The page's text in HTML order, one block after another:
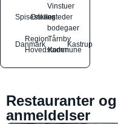
Spisesteder
Drikkesteder
Vinstuer
og
bodegaer
Danmark
Region
Hovedstaden
Tårnby
Kommune
Kastrup
Restauranter
anmeldelser